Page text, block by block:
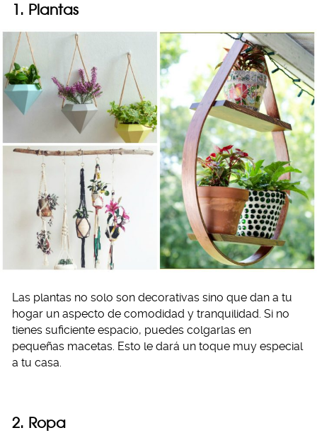
1. Plantas
Las plantas no solo son decorativas sino que dan a tu
hogar un aspecto de comodidad y tranquilidad. Si no
tienes suficiente espacio, puedes colgarlas en
pequeñas macetas. Esto le dará un toque muy especial
a tu casa.
2. Ropa